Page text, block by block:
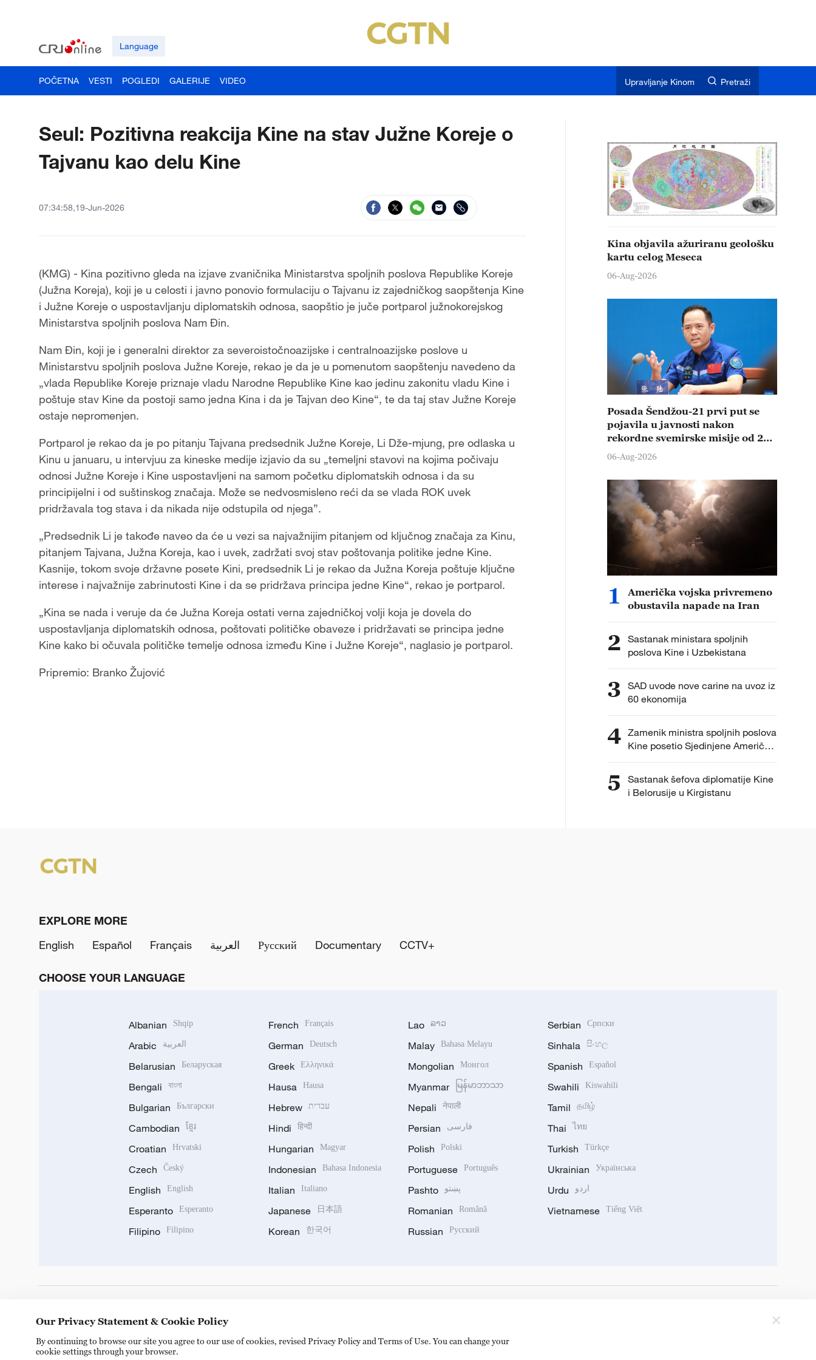
Language
POČETNA VESTI POGLEDI GALERIJE VIDEO Upravljanje Kinom Pretraži
Seul: Pozitivna reakcija Kine na stav Južne Koreje o
Tajvanu kao delu Kine
07:34:58,19-Jun-2026
(KMG) - Kina pozitivno gleda na izjave zvaničnika Ministarstva spoljnih poslova Republike Koreje
(Južna Koreja), koji je u celosti i javno ponovio formulaciju o Tajvanu iz zajedničkog saopštenja Kine
i Južne Koreje o uspostavljanju diplomatskih odnosa, saopštio je juče portparol južnokorejskog
Ministarstva spoljnih poslova Nam Đin.
Nam Đin, koji je i generalni direktor za severoistočnoazijske i centralnoazijske poslove u
Ministarstvu spoljnih poslova Južne Koreje, rekao je da je u pomenutom saopštenju navedeno da
„vlada Republike Koreje priznaje vladu Narodne Republike Kine kao jedinu zakonitu vladu Kine i
poštuje stav Kine da postoji samo jedna Kina i da je Tajvan deo Kine“, te da taj stav Južne Koreje
ostaje nepromenjen.
Portparol je rekao da je po pitanju Tajvana predsednik Južne Koreje, Li Dže-mjung, pre odlaska u
Kinu u januaru, u intervjuu za kineske medije izjavio da su „temeljni stavovi na kojima počivaju
odnosi Južne Koreje i Kine uspostavljeni na samom početku diplomatskih odnosa i da su
principijelni i od suštinskog značaja. Može se nedvosmisleno reći da se vlada ROK uvek
pridržavala tog stava i da nikada nije odstupila od njega”.
„Predsednik Li je takođe naveo da će u vezi sa najvažnijim pitanjem od ključnog značaja za Kinu,
pitanjem Tajvana, Južna Koreja, kao i uvek, zadržati svoj stav poštovanja politike jedne Kine.
Kasnije, tokom svoje državne posete Kini, predsednik Li je rekao da Južna Koreja poštuje ključne
interese i najvažnije zabrinutosti Kine i da se pridržava principa jedne Kine“, rekao je portparol.
„Kina se nada i veruje da će Južna Koreja ostati verna zajedničkoj volji koja je dovela do
uspostavljanja diplomatskih odnosa, poštovati političke obaveze i pridržavati se principa jedne
Kine kako bi očuvala političke temelje odnosa između Kine i Južne Koreje“, naglasio je portparol.
Pripremio: Branko Žujović
Kina objavila ažuriranu geološku
kartu celog Meseca
06-Aug-2026
Posada Šendžou-21 prvi put se
pojavila u javnosti nakon
rekordne svemirske misije od 210
dana
06-Aug-2026
1
Američka vojska privremeno
obustavila napade na Iran
2 Sastanak ministara spoljnih
poslova Kine i Uzbekistana
3 SAD uvode nove carine na uvoz iz
60 ekonomija
4 Zamenik ministra spoljnih poslova
Kine posetio Sjedinjene Američke
Države
5
Sastanak šefova diplomatije Kine
i Belorusije u Kirgistanu
EXPLORE MORE
English
Español Français العربية Русский Documentary CCTV+
CHOOSE YOUR LANGUAGE
Albanian Shqip
Arabic العربية
Belarusian Беларуская
Bengali বাংলা
Bulgarian Български
Cambodian ខ្មែរ
Croatian Hrvatski
Czech Český
English English
Esperanto Esperanto
Filipino Filipino
French Français
German Deutsch
Greek Ελληνικά
Hausa Hausa
Hebrew עברית
Hindi हिन्दी
Hungarian Magyar
Indonesian Bahasa Indonesia
Italian Italiano
Japanese 日本語
Korean 한국어
Lao ລາວ
Malay Bahasa Melayu
Mongolian Монгол
Myanmar မြန်မာဘာသာ
Nepali नेपाली
Persian فارسی
Polish Polski
Portuguese Português
Pashto پښتو
Romanian Română
Russian Русский
Serbian Српски
Sinhala සිංහල
Spanish Español
Swahili Kiswahili
Tamil தமிழ்
Thai ไทย
Turkish Türkçe
Ukrainian Українська
Urdu اردو
Vietnamese Tiếng Việt
Our Privacy Statement & Cookie Policy
By continuing to browse our site you agree to our use of cookies, revised Privacy Policy and Terms of Use. You can change your
cookie settings through your browser.